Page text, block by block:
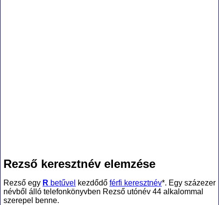
Rezső keresztnév elemzése
Rezső egy R betűvel kezdődő férfi keresztnév*. Egy százezer
névből álló telefonkönyvben Rezső utónév 44 alkalommal
szerepel benne.